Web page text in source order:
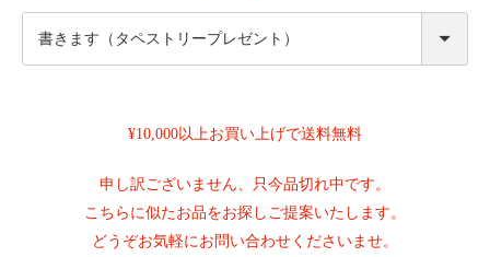
¥10,000以上お買い上げで送料無料
申し訳ございません、只今品切れ中です。
こちらに似たお品をお探しご提案いたします。
どうぞお気軽にお問い合わせくださいませ。